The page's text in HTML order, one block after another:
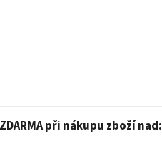
při nákupu zboží nad: